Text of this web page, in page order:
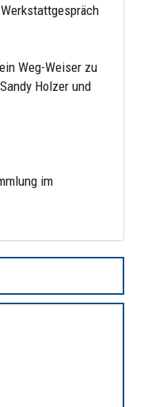
Weg-Weiser zu
Holzer und
im